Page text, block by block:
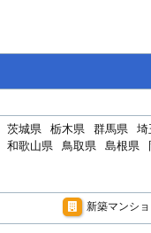
茨城県 栃木県 群馬県 埼
和歌山県 鳥取県 島根県
新築マンシ